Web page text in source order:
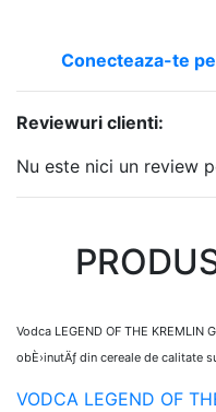
Conecteaza-te
Reviewuri clienti:
Nu este nici un review
Vodca LEGEND OF THE
obÈ›inutÄƒ din cereale de calitate
VODCA LEGEND OF